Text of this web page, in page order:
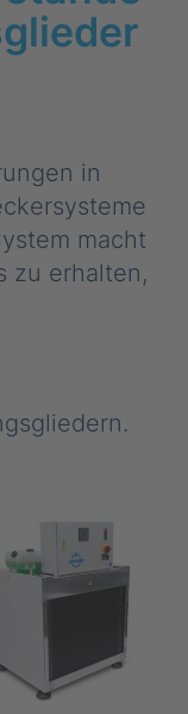
in
macht
zu erhalten,